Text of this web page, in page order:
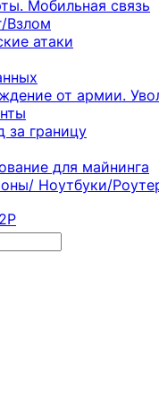
Мобильная связь
Взлом
атаки
от армии.
за границу
для майнинга
Ноутбуки/